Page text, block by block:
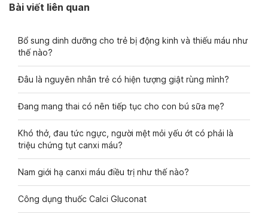
Bài viết liên quan
Bổ sung dinh dưỡng cho trẻ bị động kinh và thiếu máu như
thế nào?
Đâu là nguyên nhân trẻ có hiện tượng giật rùng mình?
Đang mang thai có nên tiếp tục cho con bú sữa mẹ?
Khó thở, đau tức ngực, người mệt mỏi yếu ớt có phải là
triệu chứng tụt canxi máu?
Nam giới hạ canxi máu điều trị như thế nào?
Công dụng thuốc Calci Gluconat